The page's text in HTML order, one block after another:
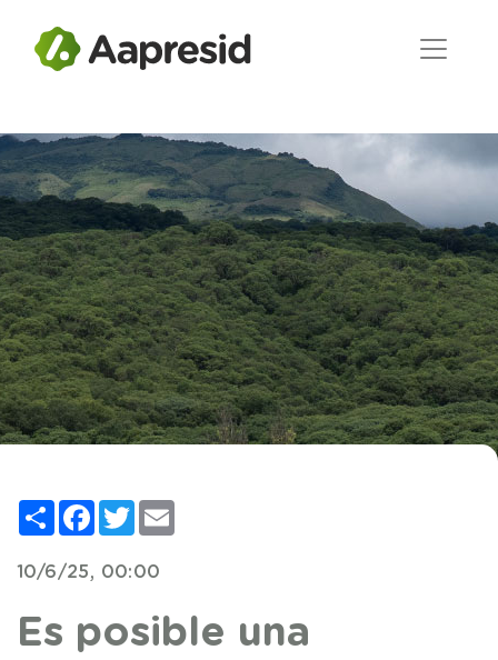
Compartir
Facebook
Twitter
10/6/25, 00:00
Es posible una